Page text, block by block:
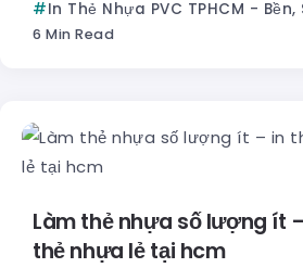
In Thẻ Nhựa PVC TPHCM - Bền,
6 Min Read
Làm thẻ nhựa số lượng ít
thẻ nhựa lẻ tại hcm